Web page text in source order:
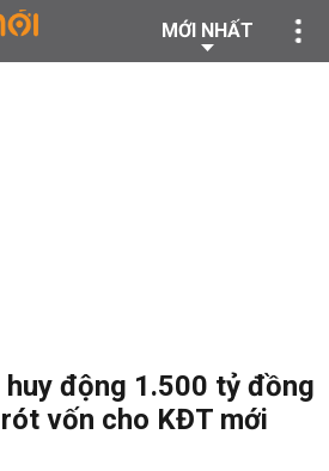
MỚI NHẤT
huy động 1.500 tỷ đồng
vốn cho KĐT mới